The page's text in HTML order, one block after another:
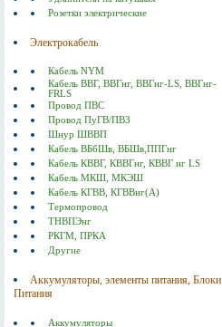
Розетки электрические
Электрокабель
Кабель NYM
Кабель ВВГ, ВВГнг, ВВГнг-LS, ВВГнг-
FRLS
Провод ПВС
Провод ПуГВ/ПВ3
Шнур ШВВП
Кабель ВБбШв, ВБШв,ППГнг
Кабель КВВГ, КВВГнг, КВВГ нг LS
Кабель МКШ, МКЭШ
Кабель КГВВ, КГВВнг(А)
Термопровод
ТНВПЭнг
РКГМ, ПРКА
Другие
Аккумуляторы, элементы питания, Блоки
Питания
Аккумуляторы